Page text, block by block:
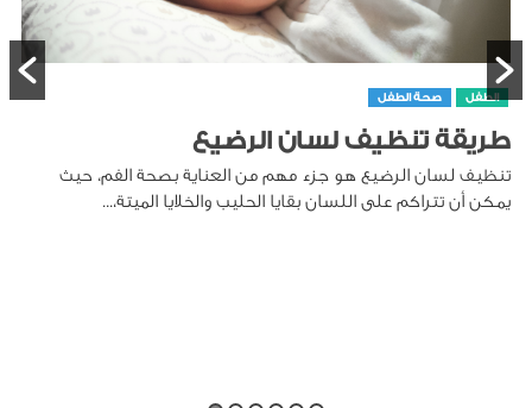
الطفل صحة الطفل
طريقة تنظيف لسان الرضيع
تنظيف لسان الرضيع هو جزء مهم من العناية بصحة الفم، حيث
يمكن أن تتراكم على اللسان بقايا الحليب والخلايا الميتة،...